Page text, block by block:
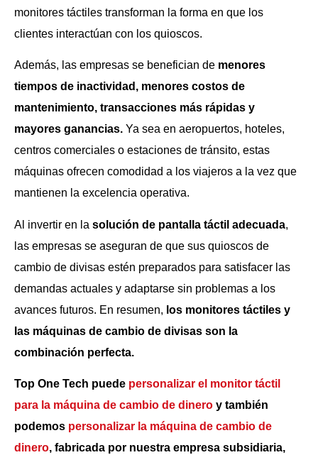
monitores táctiles transforman la forma en que los
clientes interactúan con los quioscos.
Además, las empresas se benefician de menores
tiempos de inactividad, menores costos de
mantenimiento, transacciones más rápidas y
mayores ganancias. Ya sea en aeropuertos, hoteles,
centros comerciales o estaciones de tránsito, estas
máquinas ofrecen comodidad a los viajeros a la vez que
mantienen la excelencia operativa.
Al invertir en la solución de pantalla táctil adecuada,
las empresas se aseguran de que sus quioscos de
cambio de divisas estén preparados para satisfacer las
demandas actuales y adaptarse sin problemas a los
avances futuros. En resumen, los monitores táctiles y
las máquinas de cambio de divisas son la
combinación perfecta.
Top One Tech puede personalizar el monitor táctil
para la máquina de cambio de dinero y también
podemos personalizar la máquina de cambio de
dinero, fabricada por nuestra empresa subsidiaria,